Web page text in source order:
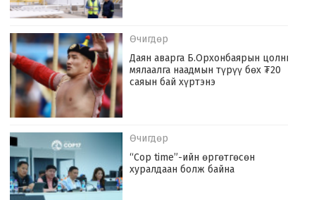
Өчигдөр
Даян аварга Б.Орхонбаярын цолны
мялаалга наадмын түрүү бөх ₮20
саяын бай хүртэнэ
Өчигдөр
“Cop time”-ийн өргөтгөсөн
хуралдаан болж байна